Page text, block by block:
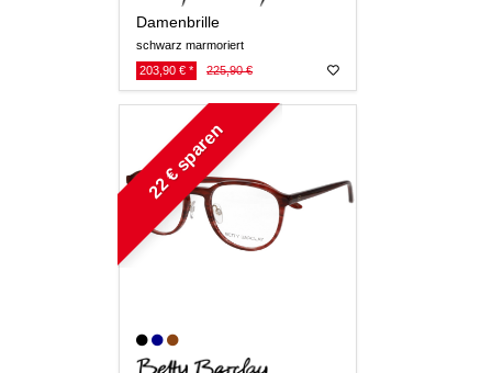
Damenbrille
schwarz marmoriert
203,90 € *
225,90 €
22 € sparen